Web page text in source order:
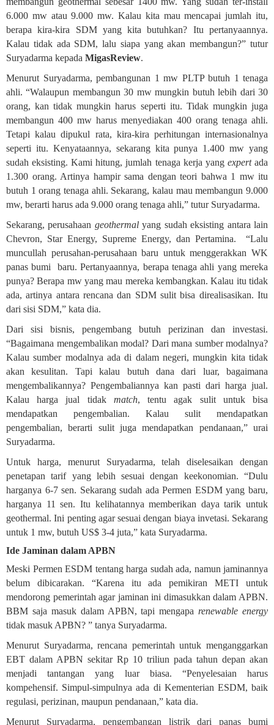
6.000 mw atau 9.000 mw. Kalau kita mau mencapai jumlah itu,
berapa kira-kira SDM yang kita butuhkan? Itu pertanyaannya.
Kalau tidak ada SDM, lalu siapa yang akan membangun?” tutur
Suryadarma kepada MigasReview.
Menurut Suryadarma, pembangunan 1 mw PLTP butuh 1 tenaga
ahli. “Walaupun membangun 30 mw mungkin butuh lebih dari 30
orang, kan tidak mungkin harus seperti itu. Tidak mungkin juga
membangun 400 mw harus menyediakan 400 orang tenaga ahli.
Tetapi kalau dipukul rata, kira-kira perhitungan internasionalnya
seperti itu. Kenyataannya, sekarang kita punya 1.400 mw yang
sudah eksisting. Kami hitung, jumlah tenaga kerja yang expertada
1.300 orang. Artinya hampir sama dengan teori bahwa 1 mw itu
butuh 1 orang tenaga ahli. Sekarang, kalau mau membangun 9.000
mw, berarti harus ada 9.000 orang tenaga ahli,” tutur Suryadarma.
Sekarang, perusahaan geothermalyang sudah eksisting antara lain
Chevron, Star Energy, Supreme Energy, dan Pertamina.
“Lalu
muncullah perusahan-perusahaan baru untuk menggerakkan WK
panas bumi
baru. Pertanyaannya, berapa tenaga ahli yang mereka
punya? Berapa mw yang mau mereka kembangkan. Kalau itu tidak
ada, artinya antara rencana dan SDM sulit bisa direalisasikan. Itu
dari sisi SDM,” kata dia.
Dari sisi bisnis, pengembang butuh perizinan dan investasi.
“Bagaimana mengembalikan modal? Dari mana sumber modalnya?
Kalau sumber modalnya ada di dalam negeri, mungkin kita tidak
akan kesulitan. Tapi kalau butuh dana dari luar, bagaimana
mengembalikannya? Pengembaliannya kan pasti dari harga jual.
Kalau harga jual tidak match, tentu agak sulit untuk bisa
mendapatkan pengembalian. Kalau sulit mendapatkan
pengembalian, berarti sulit juga mendapatkan pendanaan,” urai
Suryadarma.
Untuk harga, menurut Suryadarma, telah diselesaikan dengan
penetapan tarif yang lebih sesuai dengan keekonomian. “Dulu
harganya 6-7 sen. Sekarang sudah ada Permen ESDM yang baru,
harganya 11 sen. Itu kelihatannya memberikan daya tarik untuk
geothermal. Ini penting agar sesuai dengan biaya invetasi. Sekarang
untuk 1 mw, butuh US$ 3-4 juta,” kata Suryadarma.
Ide Jaminan dalam APBN
Meski Permen ESDM tentang harga sudah ada, namun jaminannya
belum dibicarakan. “Karena itu ada pemikiran METI untuk
mendorong pemerintah agar jaminan ini dimasukkan dalam APBN.
BBM saja masuk dalam APBN, tapi mengapa renewable energy
tidak masuk APBN? ” tanya Suryadarma.
Menurut Suryadarma, rencana pemerintah untuk menganggarkan
EBT dalam APBN sekitar Rp 10 triliun pada tahun depan akan
menjadi tantangan yang luar biasa. “Penyelesaian harus
kompehensif. Simpul-simpulnya ada di Kementerian ESDM, baik
regulasi, perizinan, maupun pendanaan,” kata dia.
Menurut Suryadarma, pengembangan listrik dari panas bumi